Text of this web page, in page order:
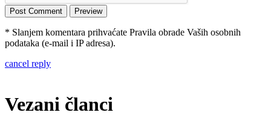
* Slanjem komentara prihvaćate Pravila obrade Vaših osobnih
podataka (e-mail i IP adresa).
cancel reply
Vezani članci